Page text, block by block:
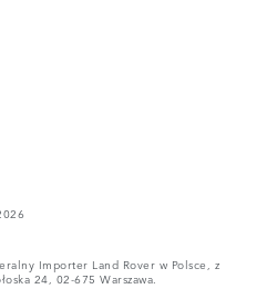
Importer Land Rover w Polsce, z
24, 02-675 Warszawa.